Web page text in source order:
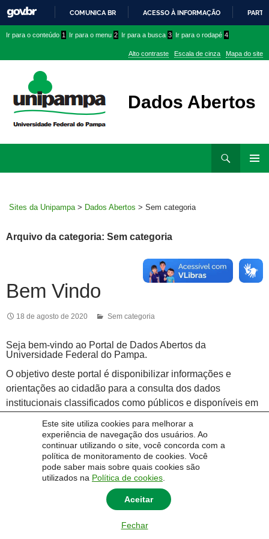
Este site utiliza cookies para melhorar a
experiência de navegação dos usuários. Ao
continuar utilizando o site, você concorda com a
política de monitoramento de cookies. Você
pode saber mais sobre quais cookies são
utilizados na Política de cookies
Aceitar
Fechar
PARA
CONTEÚDO
COMUNICA BR ACESSO À INFORMAÇÃO
conteúdo
menu
superior
menu
Ir para o conteúdo 1 Ir para o menu 2 Ir para a busca 3 Ir para o rodapé 4
Alto contraste Escala de cinza Mapa do site
Dados Abertos
Sites da Unipampa > Dados Abertos > Sem categoria
Arquivo da categoria: Sem categoria
Bem Vindo
18 de agosto de 2020 Sem categoria
Seja bem-vindo ao Portal de Dados Abertos da
Universidade Federal do Pampa.
O objetivo deste portal é disponibilizar informações e
orientações ao cidadão para a consulta dos dados
institucionais classificados como públicos e disponíveis em
de 13 de outubro de 2017, do Comitê Gestor da INDA.
© 2014 Universidade Federal do Pampa - UNIPAMPA